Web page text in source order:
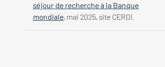
séjour de recherche à la Banque
mondiale, mai 2025, site CERDI.